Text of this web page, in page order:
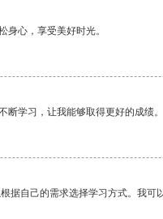
身心，享受美好时光。
学习，让我能够取得更好的成绩。
据自己的需求选择学习方式。我可